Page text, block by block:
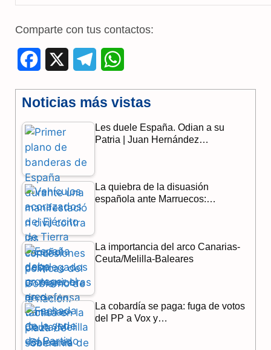
Comparte con tus contactos:
c
e
b
o
o
k
l
e
a
a
t
p
Noticias más vistas
Les duele España. Odian a su
Patria | Juan Hernández…
La quiebra de la disuasión
española ante Marruecos:…
La importancia del arco Canarias-
Ceuta/Melilla-Baleares
La cobardía se paga: fuga de votos
del PP a Vox y…